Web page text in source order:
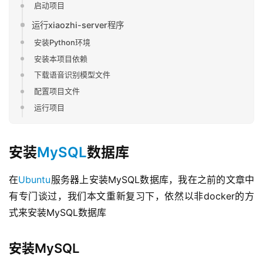
启动项目
运行xiaozhi-server程序
安装Python环境
安装本项目依赖
下载语音识别模型文件
配置项目文件
运行项目
安装MySQL数据库
在Ubuntu服务器上安装MySQL数据库，我在之前的文章中
有专门谈过，我们本文重新复习下，依然以非docker的方
式来安装MySQL数据库
安装MySQL